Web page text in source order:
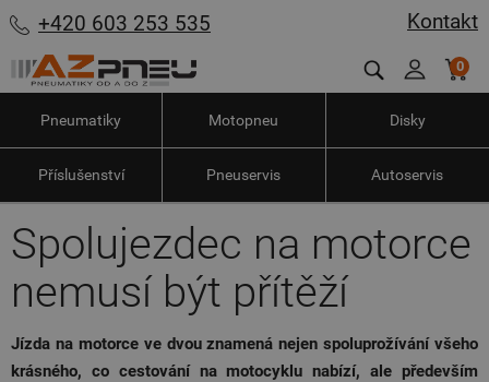
Kontakt
+420 603 253 535
0
Pneumatiky Motopneu Disky
Příslušenství Pneuservis Autoservis
Spolujezdec na motorce
nemusí být přítěží
Jízda na motorce ve dvou znamená nejen spoluprožívání všeho
krásného, co cestování na motocyklu nabízí, ale především